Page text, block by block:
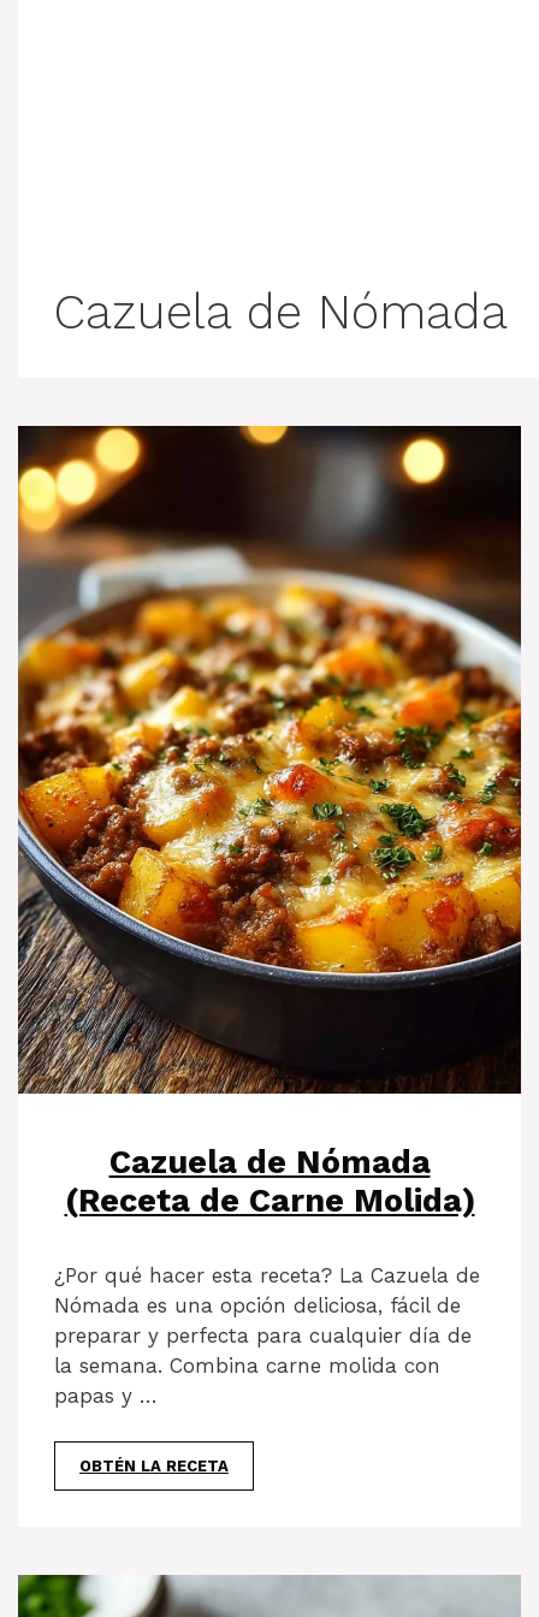
Cazuela de Nómada
Cazuela de Nómada
(Receta de Carne Molida)
¿Por qué hacer esta receta? La Cazuela de
Nómada es una opción deliciosa, fácil de
preparar y perfecta para cualquier día de
la semana. Combina carne molida con
papas y …
OBTÉN LA RECETA